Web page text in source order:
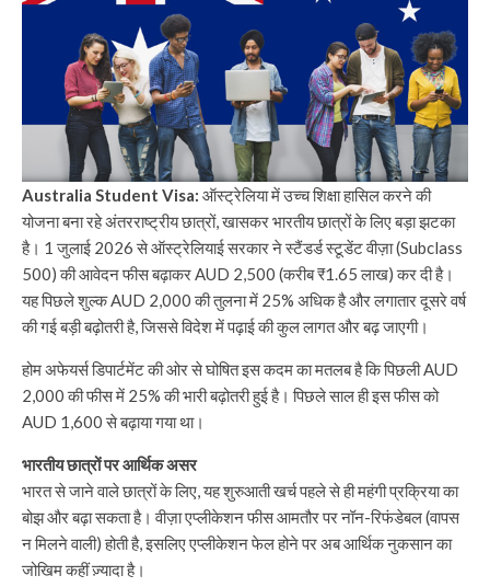
Australia Student Visa: ऑस्ट्रेलिया में उच्च शिक्षा हासिल करने की
योजना बना रहे अंतरराष्ट्रीय छात्रों, खासकर भारतीय छात्रों के लिए बड़ा झटका
है। 1 जुलाई 2026 से ऑस्ट्रेलियाई सरकार ने स्टैंडर्ड स्टूडेंट वीज़ा (Subclass
500) की आवेदन फीस बढ़ाकर AUD 2,500 (करीब ₹1.65 लाख) कर दी है।
यह पिछले शुल्क AUD 2,000 की तुलना में 25% अधिक है और लगातार दूसरे वर्ष
की गई बड़ी बढ़ोतरी है, जिससे विदेश में पढ़ाई की कुल लागत और बढ़ जाएगी।
होम अफेयर्स डिपार्टमेंट की ओर से घोषित इस कदम का मतलब है कि पिछली AUD
2,000 की फीस में 25% की भारी बढ़ोतरी हुई है। पिछले साल ही इस फीस को
AUD 1,600 से बढ़ाया गया था।
भारतीय छात्रों पर आर्थिक असर
भारत से जाने वाले छात्रों के लिए, यह शुरुआती खर्च पहले से ही महंगी प्रक्रिया का
बोझ और बढ़ा सकता है। वीज़ा एप्लीकेशन फीस आमतौर पर नॉन-रिफंडेबल (वापस
न मिलने वाली) होती है, इसलिए एप्लीकेशन फेल होने पर अब आर्थिक नुकसान का
जोखिम कहीं ज़्यादा है।